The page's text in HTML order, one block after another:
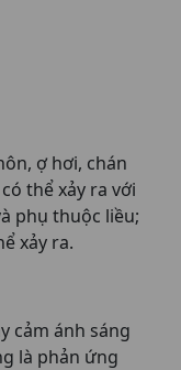
ợ hơi, chán
thể xảy ra với
phụ thuộc liều;
xảy ra.
cảm ánh sáng
là phản ứng